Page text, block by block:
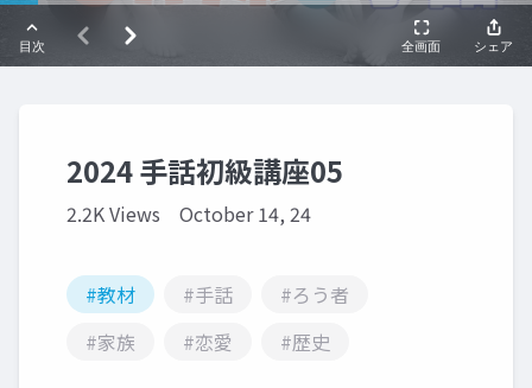
2024 手話初級講座05
2.2K Views October 14, 24
#教材 #手話
#ろう者
#家族
#恋愛 #歴史